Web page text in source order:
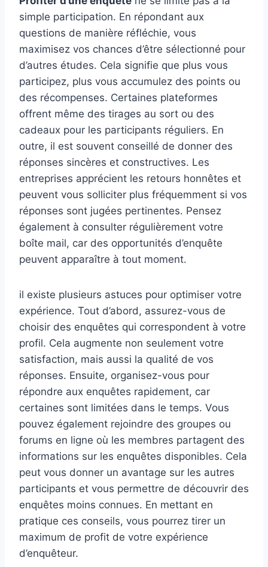
simple participation. En répondant aux
questions de manière réfléchie, vous
maximisez vos chances d’être sélectionné pour
d’autres études. Cela signifie que plus vous
participez, plus vous accumulez des points ou
des récompenses. Certaines plateformes
offrent même des tirages au sort ou des
cadeaux pour les participants réguliers. En
outre, il est souvent conseillé de donner des
réponses sincères et constructives. Les
entreprises apprécient les retours honnêtes et
peuvent vous solliciter plus fréquemment si vos
réponses sont jugées pertinentes. Pensez
également à consulter régulièrement votre
boîte mail, car des opportunités d’enquête
peuvent apparaître à tout moment.
il existe plusieurs astuces pour optimiser votre
expérience. Tout d’abord, assurez-vous de
choisir des enquêtes qui correspondent à votre
profil. Cela augmente non seulement votre
satisfaction, mais aussi la qualité de vos
réponses. Ensuite, organisez-vous pour
répondre aux enquêtes rapidement, car
certaines sont limitées dans le temps. Vous
pouvez également rejoindre des groupes ou
forums en ligne où les membres partagent des
informations sur les enquêtes disponibles. Cela
peut vous donner un avantage sur les autres
participants et vous permettre de découvrir des
enquêtes moins connues. En mettant en
pratique ces conseils, vous pourrez tirer un
maximum de profit de votre expérience
d’enquêteur.